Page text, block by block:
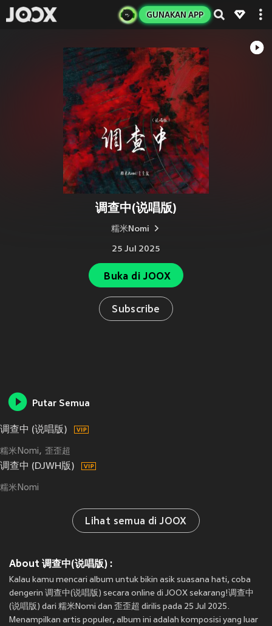
GUNAKAN APP
调查中(说唱版)
糯米Nomi
25 Jul 2025
Buka di JOOX
Subscribe
Putar Semua
调查中 (说唱版)
糯米Nomi 歪歪超
调查中 (DJWH版)
糯米Nomi
Lihat semua di JOOX
About 调查中(说唱版) :
Kalau kamu mencari album untuk bikin asik suasana hati, coba
dengerin 调查中(说唱版) secara online di JOOX sekarang!调查中
(说唱版) dari 糯米Nomi dan 歪歪超 dirilis pada 25 Jul 2025.
Menampilkan artis populer, album ini adalah komposisi yang luar